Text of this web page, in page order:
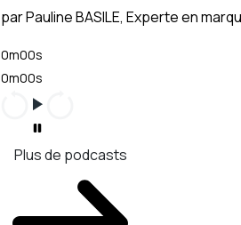
par Pauline BASILE, Experte en
0m00s
0m00s
Plus de podcasts